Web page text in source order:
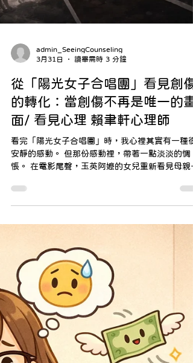
admin_SeeingCounseling
3月31日
讀畢需時 3 分鐘
從「陽光女子合唱團」看見創傷
的轉化：當創傷不再是唯一的畫
悵。 在電影尾聲，玉英阿嬤的女兒重新看見母親離
而是還有交代、不捨，以及那份其實一直存在的
愛。 那一刻，我突然明白了一件事： 有時候創傷之
所以困住我們，不是因為事件太巨大，而是因為我
們的視野，被卡在單一畫面裡太久。 而我心裡浮現
的那份惆悵是：如果這樣的轉化早一點發生，是不
是就不會有那麼多年的誤解與孤單？